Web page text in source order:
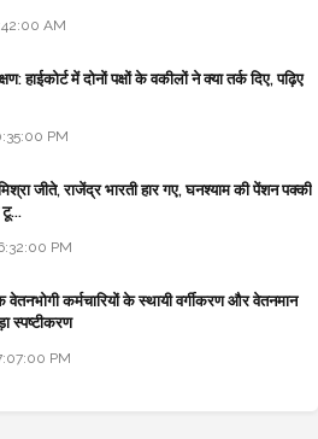
AM
हाईकोर्ट में दोनों पक्षों के वकीलों ने क्या तर्क दिए, पढ़िए
PM
जीते, राजेंद्र भारती हार गए, घनश्याम की पेंशन पक्की
PM
कर्मचारियों के स्थायी वर्गीकरण और वेतनमान
स्पष्टीकरण
PM